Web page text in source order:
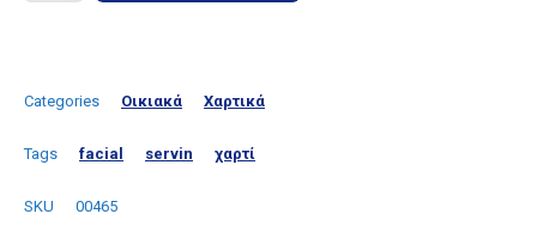
Categories Οικιακά Χαρτικά
Tags facial servin χαρτί
SKU 00465